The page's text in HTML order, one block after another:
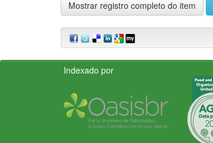
Mostrar registro completo do item
Indexado por